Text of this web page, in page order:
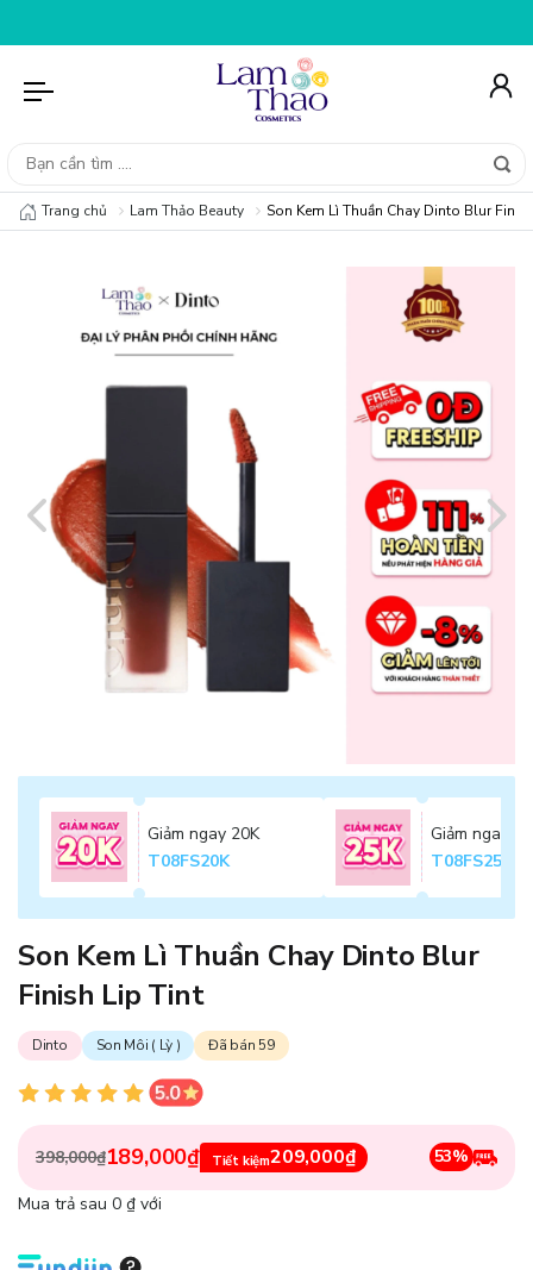
Trang chủ Lam Thảo Beauty Son Kem Lì Thuần Chay Dinto Blur
Giảm ngay 20K
T08FS20K
Giảm ngay
T08FS25K
Son Kem Lì Thuần Chay Dinto Blur
Finish Lip Tint
Dinto Son Môi ( Lỳ ) Đã bán 59
398,000₫189,000₫ Tiết kiệm209,000₫ 53%
Mua trả sau 0 ₫ với